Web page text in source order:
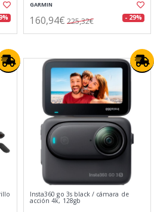
GARMIN
160,94€ 225,32€ - 29%
Insta360 go 3s black / cámara de
acción 4k, 128gb